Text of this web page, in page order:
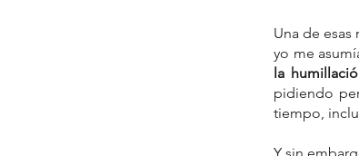
Una de
yo me
la
pidiendo
tiempo,